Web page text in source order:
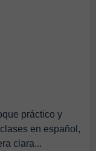
práctico y
en español,
clara...